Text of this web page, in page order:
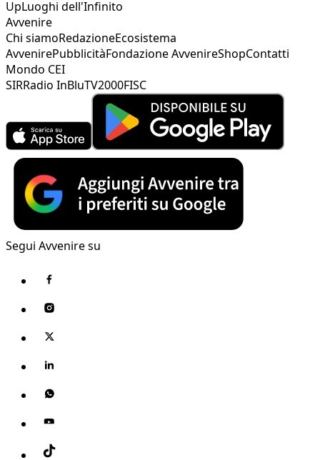
UpLuoghi dell'Infinito
Avvenire
Chi siamoRedazioneEcosistema
AvvenirePubblicitàFondazione AvvenireShopContatti
Mondo CEI
SIRRadio InBluTV2000FISC
Segui Avvenire su